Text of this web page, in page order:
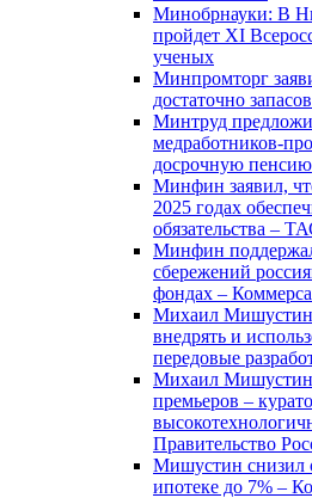
Минобрнауки: В
пройдет XI
ученых
Минпромторг
достаточно
Минтруд
медработников-
досрочную пенсию
Минфин заявил,
2025 годах
обязательства –
Минфин
сбережений
фондах –
Михаил Мишустин
внедрять и
передовые
Михаил Мишустин
премьеров –
Правительство
Мишустин снизил
ипотеке до 7% –